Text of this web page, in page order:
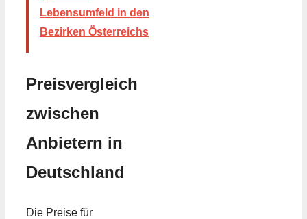
Lebensumfeld in den
Bezirken Österreichs
Preisvergleich
zwischen
Anbietern in
Deutschland
Die Preise für